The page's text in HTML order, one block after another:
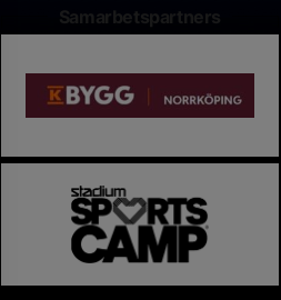
Samarbetspartners